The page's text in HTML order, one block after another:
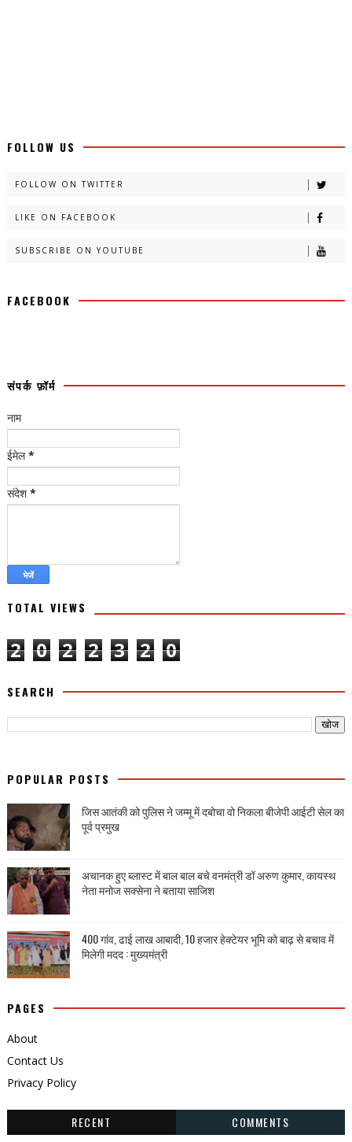
FOLLOW US
FOLLOW ON TWITTER
LIKE ON FACEBOOK
SUBSCRIBE ON YOUTUBE
FACEBOOK
संपर्क फ़ॉर्म
नाम
ईमेल*
संदेश *
TOTAL VIEWS
2 0 2 2 3 2 0
SEARCH
POPULAR POSTS
जिस आतंकी को पुलिस ने जम्मू में दबोचा वो निकला बीजेपी आईटी सेल का
पूर्व प्रमुख
अचानक हुए ब्लास्ट में बाल बाल बचे वनमंत्री डॉ अरुण कुमार, कायस्थ
नेता मनोज सक्सेना ने बताया साजिश
400 गांव, ढाई लाख आबादी, 10 हजार हेक्टेयर भूमि को बाढ़ से बचाव में
मिलेगी मदद : मुख्यमंत्री
PAGES
About
Contact Us
Privacy Policy
RECENT
COMMENTS